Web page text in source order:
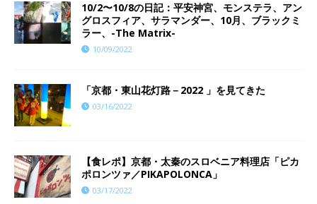
10/2〜10/8の日記：平安神宮、モンステラ、アン
グロスフィア、サラマンダー、10月、ブラックミ
ラー、-The Matrix-
10/09/2022
「京都・東山花灯路－2022 」を見てきた
03/16/2022
【食レポ】京都・太秦のスロベニア料理店「ピカ
ポロンツァ／PIKAPOLONCA」
03/17/2022